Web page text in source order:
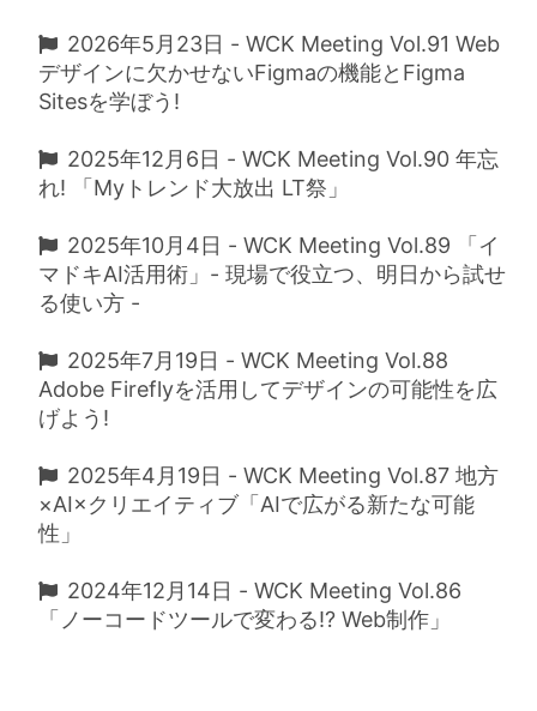
2026年5月23日 - WCK Meeting Vol.91 Web
デザインに欠かせないFigmaの機能とFigma
Sitesを学ぼう!
2025年12月6日 - WCK Meeting Vol.90 年忘
れ! 「Myトレンド大放出 LT祭」
2025年10月4日 - WCK Meeting Vol.89 「イ
マドキAI活用術」- 現場で役立つ、明日から試せ
る使い方 -
2025年7月19日 - WCK Meeting Vol.88
Adobe Fireflyを活用してデザインの可能性を広
げよう!
2025年4月19日 - WCK Meeting Vol.87 地方
×AI×クリエイティブ「AIで広がる新たな可能
性」
2024年12月14日 - WCK Meeting Vol.86
「ノーコードツールで変わる!? Web制作」